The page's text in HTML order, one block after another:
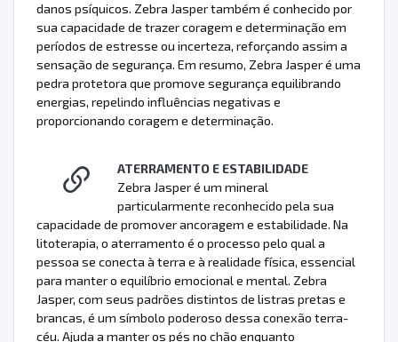
danos psíquicos. Zebra Jasper também é conhecido por
sua capacidade de trazer coragem e determinação em
períodos de estresse ou incerteza, reforçando assim a
sensação de segurança. Em resumo, Zebra Jasper é uma
pedra protetora que promove segurança equilibrando
energias, repelindo influências negativas e
proporcionando coragem e determinação.
ATERRAMENTO E ESTABILIDADE
Zebra Jasper é um mineral
particularmente reconhecido pela sua
capacidade de promover ancoragem e estabilidade. Na
litoterapia, o aterramento é o processo pelo qual a
pessoa se conecta à terra e à realidade física, essencial
para manter o equilíbrio emocional e mental. Zebra
Jasper, com seus padrões distintos de listras pretas e
brancas, é um símbolo poderoso dessa conexão terra-
céu. Ajuda a manter os pés no chão enquanto